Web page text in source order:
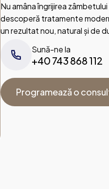
Nu amâna îngrijirea
descoperă tratamente
un rezultat nou, natural și de
Sună-ne la
+40 743 868 112
Programează o
Programează o